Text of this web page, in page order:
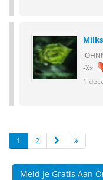
-Xx.
1
1 2
Meld Je Gratis Aan